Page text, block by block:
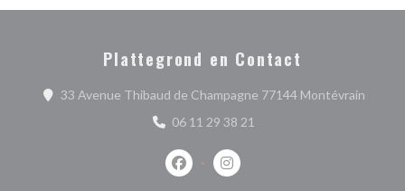
Plattegrond en Contact
33 Avenue Thibaud de Champagne 77144 Montévrain
06 11 29 38 21
Facebook ((opent in een nieuw
Instagram ((opent in een